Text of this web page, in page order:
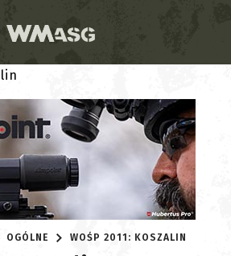
OGÓLNE WOŚP 2011: KOSZALIN